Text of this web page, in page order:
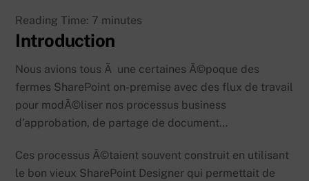
Reading Time: 7 minutes
Introduction
Nous avions tous Ã une certaines Ã©poque des
fermes SharePoint on-premise avec des flux de travail
pour modÃ©liser nos processus business
d’approbation, de partage de document…
Ces processus Ã©taient souvent construit en utilisant
le bon vieux SharePoint Designer qui permettait de